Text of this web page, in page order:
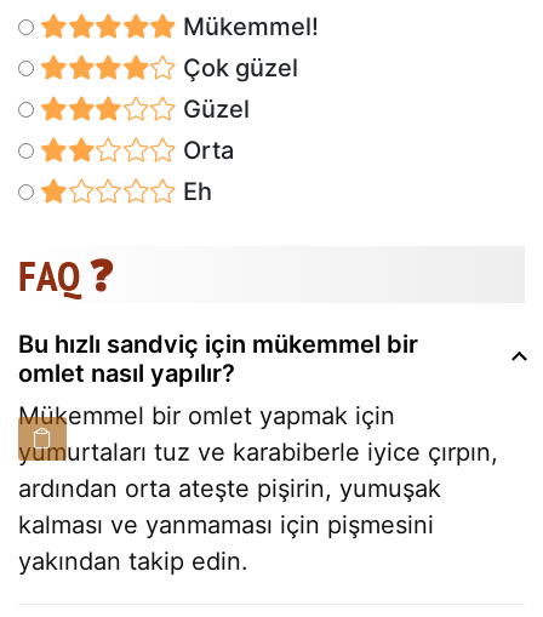
Mükemmel!
Çok güzel
Güzel
Orta
Eh
FAQ ❓
Bu hızlı sandviç için mükemmel bir
omlet nasıl yapılır?
Mükemmel bir omlet yapmak için
yumurtaları tuz ve karabiberle iyice çırpın,
ardından orta ateşte pişirin, yumuşak
kalması ve yanmaması için pişmesini
yakından takip edin.